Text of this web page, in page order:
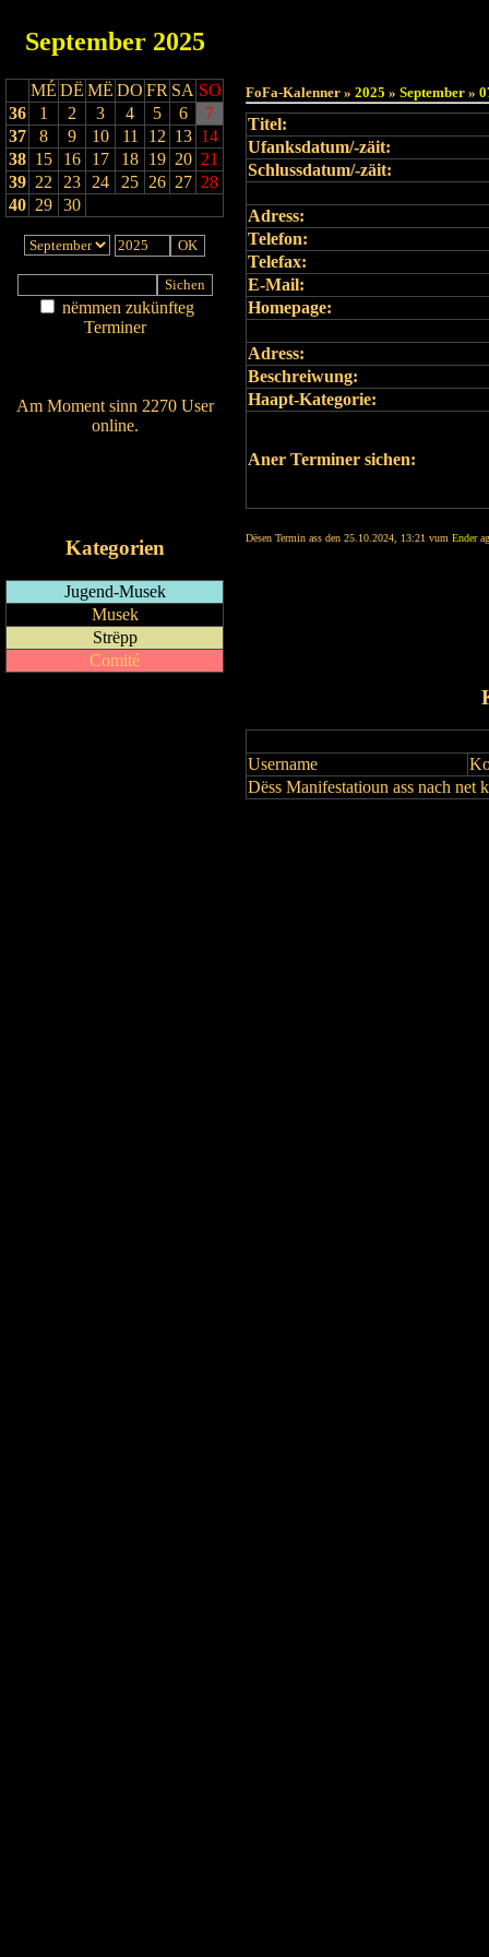
September 2025
MÉ DË MË DO FR SA SO
36
1 2 3 4 5 6
7
37
8 9 10 11 12 13 14
38 15 16 17 18 19 20 21
39 22 23 24 25 26 27 28
40 29 30
nëmmen zukünfteg
Terminer
Am Moment sinn 2270 User
online.
Kategorien
Jugend-Musek
Musek
Strëpp
Comité
FoFa-Kalenner » 2025 » September »
Titel:
Ufanksdatum/-zäit:
Schlussdatum/-zäit:
Adress:
Telefon:
Telefax:
E-Mail:
Homepage:
Adress:
Beschreiwung:
Haapt-Kategorie:
Aner Terminer sichen:
Dësen Termin ass den 25.10.2024, 13:21 vum Ender
Username
Dëss Manifestatioun ass nach net